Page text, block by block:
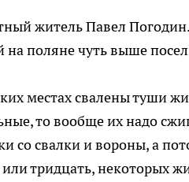
житель Павел
поляне чуть выше
местах свалены туши
то вообще их надо
со свалки и вороны, а
тридцать, некоторых